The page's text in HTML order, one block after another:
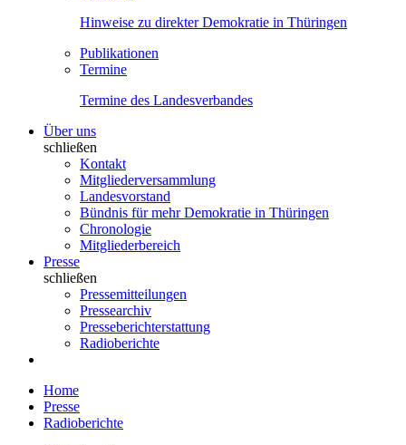
Hinweise zu direkter Demokratie in Thüringen
Publikationen
Termine
Termine des Landesverbandes
Über uns
schließen
Kontakt
Mitgliederversammlung
Landesvorstand
Bündnis für mehr Demokratie in Thüringen
Chronologie
Mitgliederbereich
Presse
schließen
Pressemitteilungen
Pressearchiv
Presseberichterstattung
Radioberichte
Home
Presse
Radioberichte